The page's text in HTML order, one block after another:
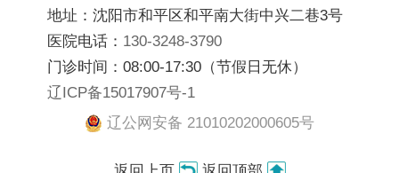
地址：沈阳市和平区和平南大街中兴二巷3号
医院电话： 130-3248-3790
门诊时间：08:00-17:30（节假日无休）
辽ICP备15017907号-1
辽公网安备 21010202000605号